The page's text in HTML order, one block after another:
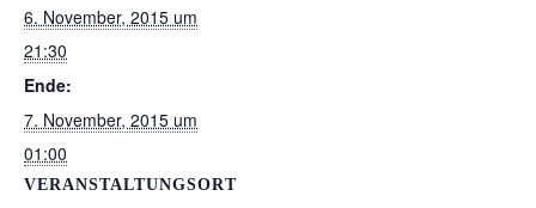
6. November, 2015 um
21:30
Ende:
7. November, 2015 um
01:00
VERANSTALTUNGSORT